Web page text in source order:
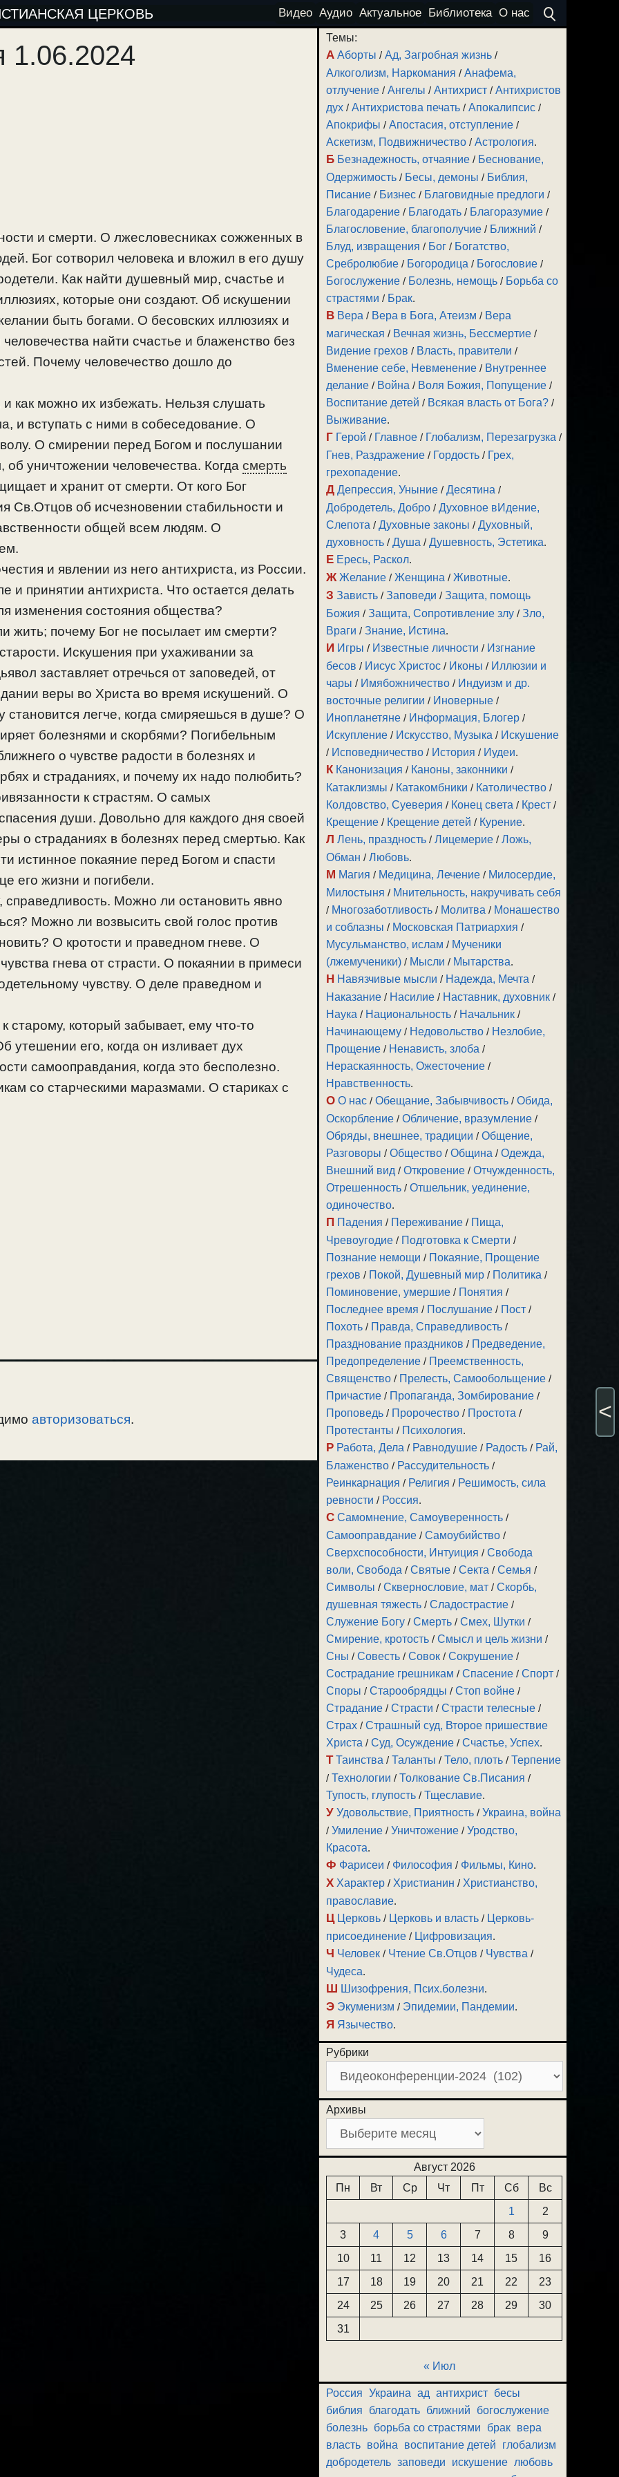
ЦЕРКОВЬ Видео Аудио Актуальное Библиотека О нас
1.06.2024
и смерти. О лжесловесниках сожженных в
Бог сотворил человека и вложил в его душу
Как найти душевный мир, счастье и
которые они создают. Об искушении
быть богами. О бесовских иллюзиях и
найти счастье и блаженство без
Почему человечество дошло до
как можно их избежать. Нельзя слушать
и вступать с ними в собеседование. О
О смирении перед Богом и послушании
об уничтожении человечества. Когда смерть
и хранит от смерти. От кого Бог
Св.Отцов об исчезновении стабильности и
общей всем людям. О
и явлении из него антихриста, из России.
и принятии антихриста. Что остается делать
изменения состояния общества?
жить; почему Бог не посылает им смерти?
Искушения при ухаживании за
заставляет отречься от заповедей, от
веры во Христа во время искушений. О
легче, когда смиряешься в душе? О
болезнями и скорбями? Погибельным
о чувстве радости в болезнях и
и страданиях, и почему их надо полюбить?
к страстям. О самых
души. Довольно для каждого дня своей
о страданиях в болезнях перед смертью. Как
истинное покаяние перед Богом и спасти
его жизни и погибели.
Можно ли остановить явно
Можно ли возвысить свой голос против
О кротости и праведном гневе. О
гнева от страсти. О покаянии в примеси
чувству. О деле праведном и
который забывает, ему что-то
утешении его, когда он изливает дух
самооправдания, когда это бесполезно.
со старческими маразмами. О стариках с
авторизоваться.
Темы:
А Аборты /Ад, Загробная жизнь /
Алкоголизм, Наркомания /Анафема,
отлучение /Ангелы /Антихрист /Антихристов
дух /Антихристова печать /Апокалипсис /
Апокрифы /Апостасия, отступление /
Аскетизм, Подвижничество /Астрология.
Б Безнадежность, отчаяние / Беснование,
Одержимость / Бесы, демоны / Библия,
Писание / Бизнес / Благовидные предлоги /
Благодарение / Благодать / Благоразумие /
Благословение, благополучие / Ближний /
Блуд, извращения / Бог / Богатство,
Сребролюбие / Богородица / Богословие /
Богослужение / Болезнь, немощь / Борьба со
страстями / Брак.
В Вера / Вера в Бога, Атеизм / Вера
магическая / Вечная жизнь, Бессмертие /
Видение грехов / Власть, правители /
Вменение себе, Невменение / Внутреннее
делание / Война / Воля Божия, Попущение /
Воспитание детей / Всякая власть от Бога? /
Выживание.
Г Герой / Главное / Глобализм, Перезагрузка /
Гнев, Раздражение / Гордость / Грех,
грехопадение.
Д Депрессия, Уныние /Десятина /
Добродетель, Добро /Духовное вИдение,
Слепота /Духовные законы /Духовный,
духовность /Душа /Душевность, Эстетика.
Е Ересь, Раскол.
Ж Желание /Женщина /Животные.
З Зависть /Заповеди /Защита, помощь
Божия /Защита, Сопротивление злу /Зло,
Враги /Знание, Истина.
И Игры / Известные личности / Изгнание
бесов / Иисус Христос / Иконы / Иллюзии и
чары / Имябожничество / Индуизм и др.
восточные религии / Иноверные /
Инопланетяне / Информация, Блогер /
Искупление / Искусство, Музыка / Искушение
/ Исповедничество / История / Иудеи.
К Канонизация / Каноны, законники /
Катаклизмы / Катакомбники / Католичество /
Колдовство, Суеверия / Конец света / Крест /
Крещение / Крещение детей / Курение.
Л Лень, праздность /Лицемерие /Ложь,
Обман /Любовь.
М Магия / Медицина, Лечение / Милосердие,
Милостыня / Мнительность, накручивать себя
/ Многозаботливость / Молитва / Монашество
и соблазны / Московская Патриархия /
Мусульманство, ислам / Мученики
(лжемученики) / Мысли / Мытарства.
Н Навязчивые мысли / Надежда, Мечта /
Наказание / Насилие / Наставник, духовник /
Наука / Национальность / Начальник /
Начинающему / Недовольство / Незлобие,
Прощение / Ненависть, злоба /
Нераскаянность, Ожесточение /
Нравственность.
О О нас /Обещание, Забывчивость /Обида,
Оскорбление /Обличение, вразумление /
Обряды, внешнее, традиции /Общение,
Разговоры /Общество /Община /Одежда,
Внешний вид /Откровение /Отчужденность,
Отрешенность /Отшельник, уединение,
одиночество.
П Падения / Переживание / Пища,
Чревоугодие / Подготовка к Смерти /
Познание немощи / Покаяние, Прощение
грехов / Покой, Душевный мир / Политика /
Поминовение, умершие / Понятия /
Последнее время / Послушание / Пост /
Похоть / Правда, Справедливость /
Празднование праздников / Предведение,
Предопределение / Преемственность,
Священство / Прелесть, Самообольщение /
Причастие / Пропаганда, Зомбирование /
Проповедь / Пророчество / Простота /
Протестанты / Психология.
Р Работа, Дела / Равнодушие / Радость / Рай,
Блаженство / Рассудительность /
Реинкарнация / Религия / Решимость, сила
ревности / Россия.
С Самомнение, Самоуверенность /
Самооправдание /Самоубийство /
Сверхспособности, Интуиция /Свобода
воли, Свобода /Святые /Секта /Семья /
Символы /Сквернословие, мат /Скорбь,
душевная тяжесть /Сладострастие /
Служение Богу /Смерть /Смех, Шутки /
Смирение, кротость /Смысл и цель жизни /
Сны /Совесть /Совок /Сокрушение /
Сострадание грешникам /Спасение /Спорт /
Споры /Старообрядцы /Стоп войне /
Страдание /Страсти /Страсти телесные /
Страх /Страшный суд, Второе пришествие
Христа /Суд, Осуждение /Счастье, Успех.
Т Таинства /Таланты /Тело, плоть /Терпение
/Технологии /Толкование Св.Писания /
Тупость, глупость /Тщеславие.
У Удовольствие, Приятность /Украина, война
/Умиление /Уничтожение /Уродство,
Красота.
Ф Фарисеи / Философия / Фильмы, Кино.
Х Характер / Христианин / Христианство,
православие.
Ц Церковь / Церковь и власть / Церковь-
присоединение / Цифровизация.
Ч Человек / Чтение Св.Отцов / Чувства /
Чудеса.
Ш Шизофрения, Псих.болезни.
Э Экуменизм / Эпидемии, Пандемии.
Я Язычество.
Рубрики
Архивы
Август 2026
Пн
Вт Ср Чт Пт Сб
Вс
1
2
3
4 5 6 7 8
9
10
11 12 13 14 15
16
17
18 19 20 21 22
23
24
25 26 27 28 29
30
31
« Июл
Россия Украина ад антихрист бесы
библия
благодать ближний
богослужение
болезнь борьба со страстями брак вера
власть война воспитание детей
глобализм
добродетель заповеди искушение любовь
<